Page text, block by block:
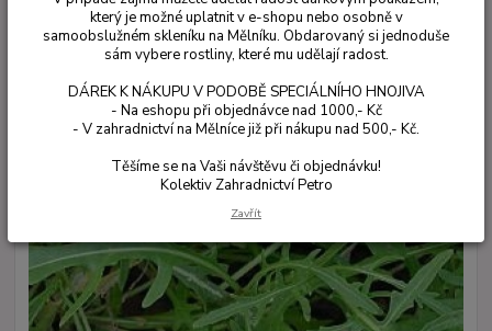
který je možné uplatnit v e-shopu nebo osobně v
samoobslužném skleníku na Mělníku. Obdarovaný si jednoduše
sám vybere rostliny, které mu udělají radost.
DÁREK K NÁKUPU V PODOBĚ SPECIÁLNÍHO HNOJIVA
- Na eshopu při objednávce nad 1000,- Kč
- V zahradnictví na Mělníce již při nákupu nad 500,- Kč.
Těšíme se na Vaši návštěvu či objednávku!
Kolektiv Zahradnictví Petro
Zavřít